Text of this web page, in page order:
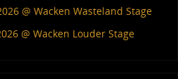
@ Wacken Wasteland Stage
@ Wacken Louder Stage